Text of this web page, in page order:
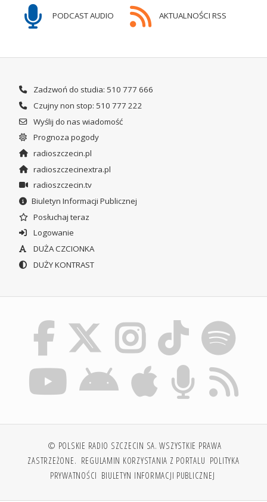
PODCAST AUDIO AKTUALNOŚCI RSS
Zadzwoń do studia: 510 777 666
Czujny non stop: 510 777 222
Wyślij do nas wiadomość
Prognoza pogody
radioszczecin.pl
radioszczecinextra.pl
radioszczecin.tv
Biuletyn Informacji Publicznej
Posłuchaj teraz
Logowanie
DUŻA CZCIONKA
DUŻY KONTRAST
© POLSKIE RADIO SZCZECIN SA. WSZYSTKIE PRAWA
ZASTRZEŻONE. REGULAMIN KORZYSTANIA Z PORTALU POLITYKA
PRYWATNOŚCI BIULETYN INFORMACJI PUBLICZNEJ